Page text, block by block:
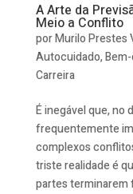
A Arte da
Meio a Conflito
porMurilo Prestes
Autocuidado,
Carreira
É inegável que, no
frequentemente
complexos
triste realidade é
partes terminarem